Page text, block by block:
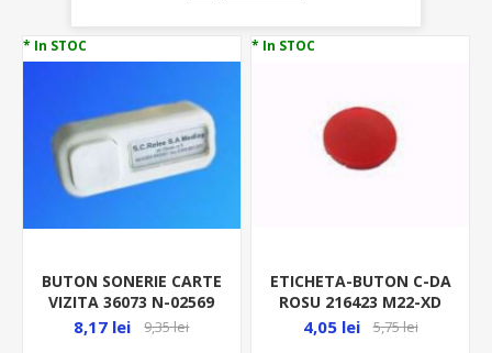
* In STOC
BUTON SONERIE CARTE
VIZITA 36073 N-02569
8,17 lei 9,35 lei
* In STOC
ETICHETA-BUTON C-DA
ROSU 216423 M22-XD
4,05 lei 5,75 lei